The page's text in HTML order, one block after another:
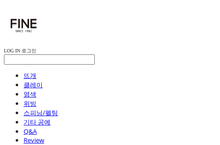
LOG IN 로그인
뜨개
클레이
염색
위빙
스피닝/펠팅
기타 공예
Q&A
Review